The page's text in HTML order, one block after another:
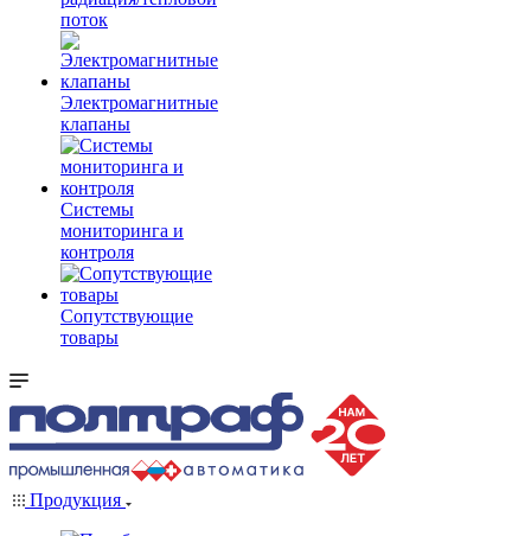
поток
Электромагнитные
клапаны
Системы
мониторинга и
контроля
Сопутствующие
товары
Продукция